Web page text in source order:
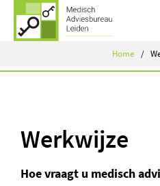
Home
Werkwijze
Hoe vraagt u medisch